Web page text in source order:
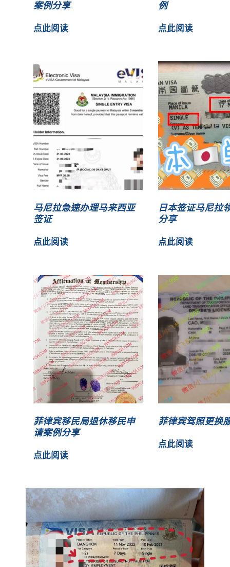
案例分享
点此阅读
例
点此阅读
马尼拉急速办理马来西亚
签证
点此阅读
日本签证马尼拉
分享
点此阅读
菲律宾移民局退休移民申
请案例分享
点此阅读
菲律宾驾照更换
点此阅读